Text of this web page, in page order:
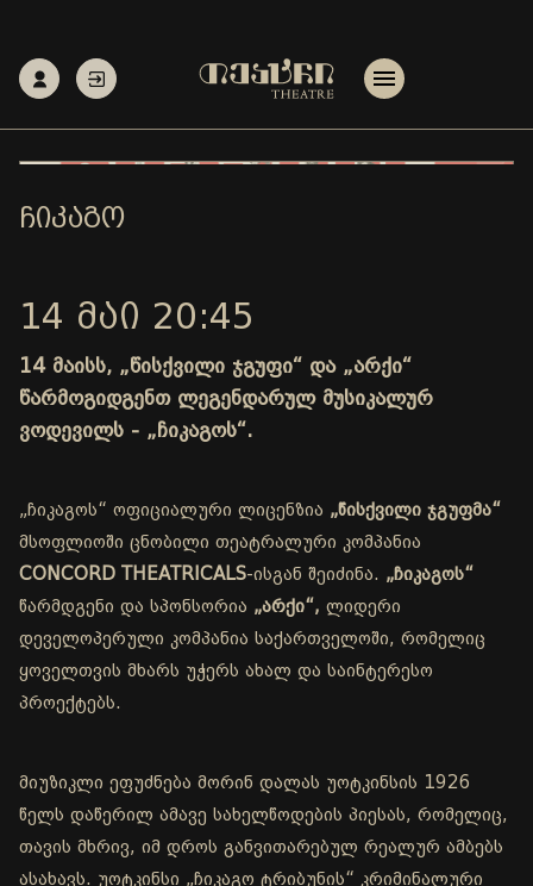
ᲩᲘᲙᲐᲒᲝ
14 ᲛᲐᲘ 20:45
14 მაისს, „წისქვილი ჯგუფი“ და „არქი“
წარმოგიდგენთ ლეგენდარულ მუსიკალურ
ვოდევილს - „ჩიკაგოს“.
„ჩიკაგოს“ ოფიციალური ლიცენზია „წისქვილი ჯგუფმა“
მსოფლიოში ცნობილი თეატრალური კომპანია
CONCORD THEATRICALS-ისგან შეიძინა. „ჩიკაგოს“
წარმდგენი და სპონსორია „არქი“, ლიდერი
დეველოპერული კომპანია საქართველოში, რომელიც
ყოველთვის მხარს უჭერს ახალ და საინტერესო
პროექტებს.
მიუზიკლი ეფუძნება მორინ დალას უოტკინსის 1926
წელს დაწერილ ამავე სახელწოდების პიესას, რომელიც,
თავის მხრივ, იმ დროს განვითარებულ რეალურ ამბებს
ასახავს. უოტკინსი „ჩიკაგო ტრიბუნის“ კრიმინალური